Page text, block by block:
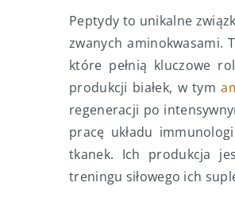
Peptydy to unikalne
zwanych aminokwasami.
które pełnią kluczowe
produkcji białek, w tym
regeneracji po
pracę układu
tkanek. Ich produkcja
treningu siłowego ich